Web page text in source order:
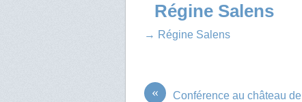
Régine Salens
→ Régine Salens
«
Conférence au château de